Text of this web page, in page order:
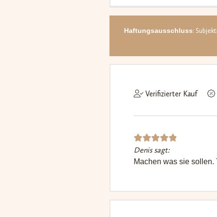
d
Haftungsausschluss:
Verifizierter Kauf
Bewerte
t mit 5
Denis sagt:
Machen was sie sollen.